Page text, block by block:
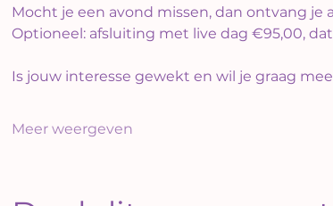
​Mocht je een avond missen, dan ontvang
Optioneel: afsluiting met live dag €95,00,
Is jouw interesse gewekt en wil je graag
Meer weergeven